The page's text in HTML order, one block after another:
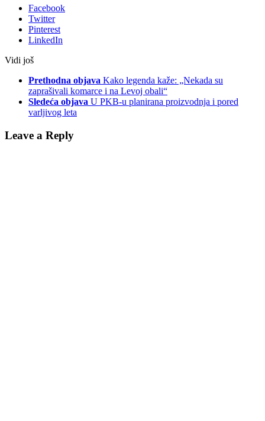
Facebook
Twitter
Pinterest
LinkedIn
Vidi još
Prethodna objava Kako legenda kaže: „Nekada su
zaprašivali komarce i na Levoj obali“
Sledeća objava U PKB-u planirana proizvodnja i pored
varljivog leta
Leave a Reply